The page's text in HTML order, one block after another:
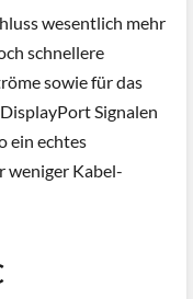
wesentlich mehr
schnellere
sowie für das
Signalen
ein echtes
weniger Kabel-